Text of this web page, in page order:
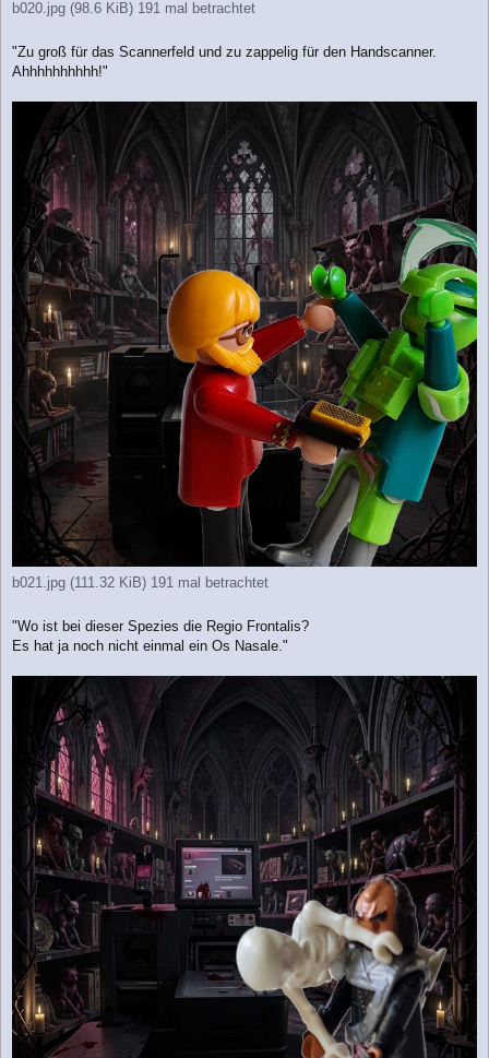
b020.jpg (98.6 KiB) 191 mal betrachtet
"Zu groß für das Scannerfeld und zu zappelig für den Handscanner.
Ahhhhhhhhhh!"
b021.jpg (111.32 KiB) 191 mal betrachtet
"Wo ist bei dieser Spezies die Regio Frontalis?
Es hat ja noch nicht einmal ein Os Nasale."